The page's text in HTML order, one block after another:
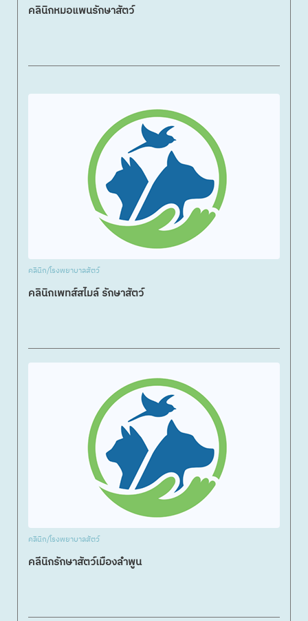
คลินิกหมอแพนรักษาสัตว์
คลินิก/โรงพยาบาลสัตว์
คลินิกเพทส์สไมล์ รักษาสัตว์
คลินิก/โรงพยาบาลสัตว์
คลีนิกรักษาสัตว์เมืองลำพูน